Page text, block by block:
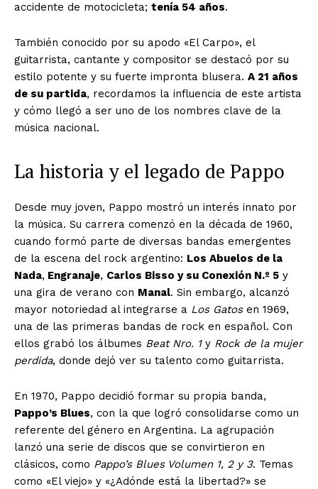
accidente de motocicleta; tenía 54 años.
También conocido por su apodo «El Carpo», el
guitarrista, cantante y compositor se destacó por su
estilo potente y su fuerte impronta blusera. A 21 años
de su partida, recordamos la influencia de este artista
y cómo llegó a ser uno de los nombres clave de la
música nacional.
La historia y el legado de Pappo
Desde muy joven, Pappo mostró un interés innato por
la música. Su carrera comenzó en la década de 1960,
cuando formó parte de diversas bandas emergentes
de la escena del rock argentino: Los Abuelos de la
Nada, Engranaje, Carlos Bisso y su Conexión N.º 5 y
una gira de verano con Manal. Sin embargo, alcanzó
mayor notoriedad al integrarse a Los Gatosen 1969,
una de las primeras bandas de rock en español. Con
ellos grabó los álbumes Beat Nro. 1y Rock de la mujer
perdida, donde dejó ver su talento como guitarrista.
En 1970, Pappo decidió formar su propia banda,
Pappo’s Blues, con la que logró consolidarse como un
referente del género en Argentina. La agrupación
lanzó una serie de discos que se convirtieron en
clásicos, como Pappo’s Blues Volumen 1, 2 y 3. Temas
como «El viejo» y «¿Adónde está la libertad?» se